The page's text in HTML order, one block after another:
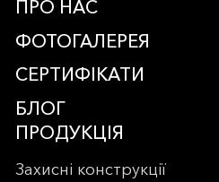
ПРО НАС
ФОТОГАЛЕРЕЯ
СЕРТИФІКАТИ
БЛОГ
ПРОДУКЦІЯ
Захисні конструкції